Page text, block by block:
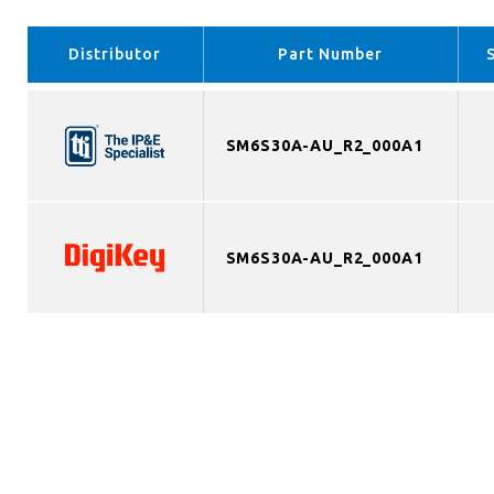
Distributor Part Number
SM6S30A-AU_R2_000A1
SM6S30A-AU_R2_000A1